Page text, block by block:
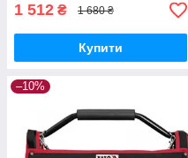
1 512 ₴ 1 680 ₴
Купити
–10%